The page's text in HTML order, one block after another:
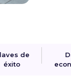
de
éxito